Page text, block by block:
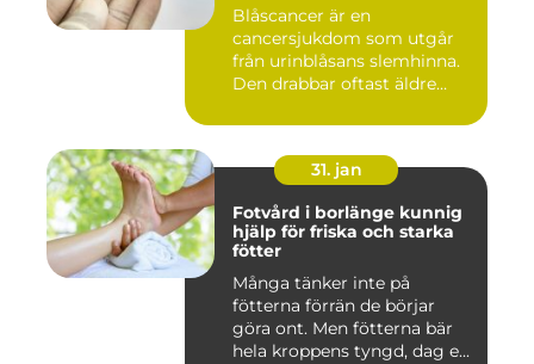
Blåscancer är en
cancersjukdom som utgår
från urinblåsans slemhinna.
Den drabbar oftast äldre
31. jan
Fotvård i borlänge kunnig
hjälp för friska och starka
fötter
Många tänker inte på
fötterna förrän de börjar
göra ont. Men fötterna bär
hela kroppens tyngd, dag e...